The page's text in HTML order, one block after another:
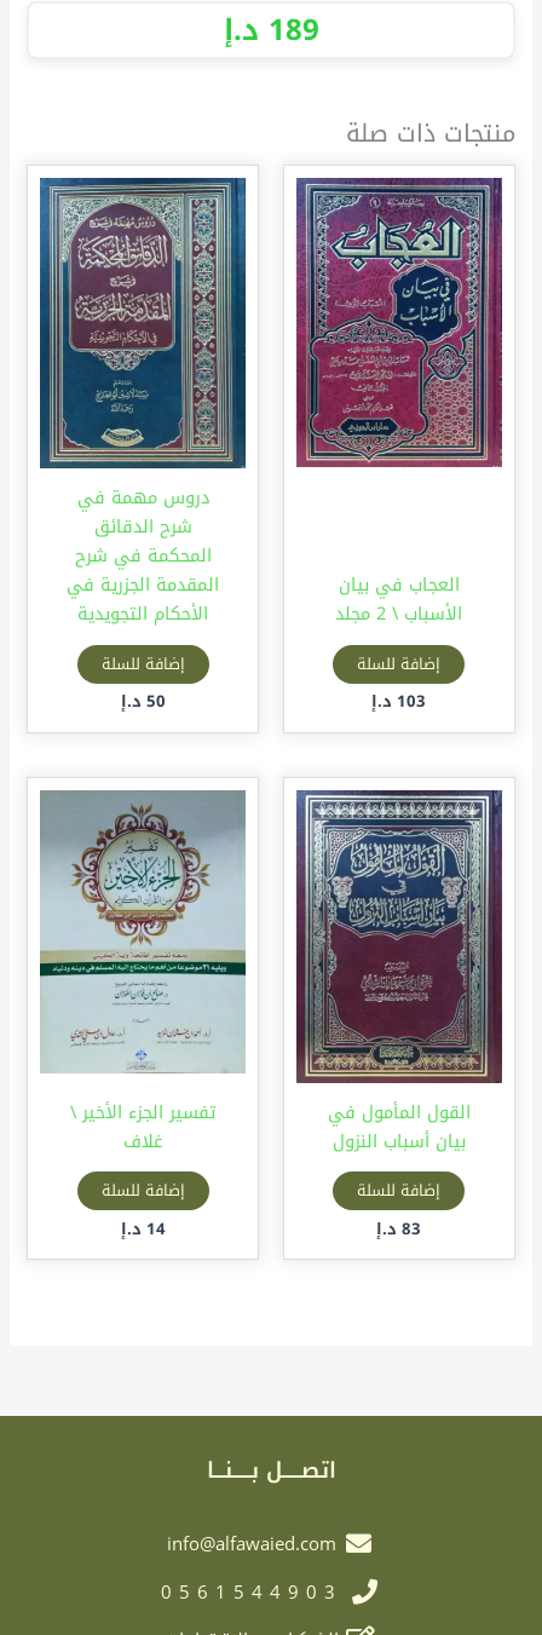
189 د.إ
منتجات ذات صلة
العجاب في بيان
الأسباب \ 2 مجلد
إضافة للسلة
103 د.إ
دروس مهمة في
شرح الدقائق
المحكمة في شرح
المقدمة الجزرية في
الأحكام التجويدية
إضافة للسلة
50 د.إ
القول المأمول في
بيان أسباب النزول
إضافة للسلة
83 د.إ
تفسير الجزء الأخير \
غلاف
إضافة للسلة
14 د.إ
اتصـــــل بـــــنـــا
info@alfawaied.com
0561544903